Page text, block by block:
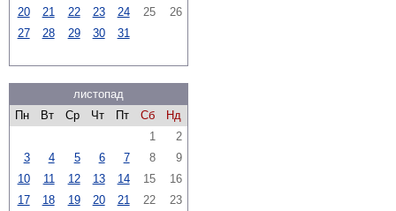
20
21 22 23 24 25
26
27
28 29 30 31
листопад
Пн
Вт Ср Чт Пт Сб
Нд
1
2
3
4 5 6 7 8
9
10
11 12 13 14 15
16
17
18 19 20 21 22 23